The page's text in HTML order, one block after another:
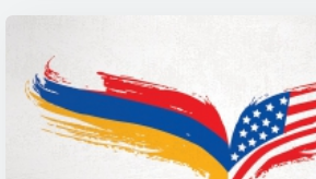
Türkiyede Tarım Politikaları ve Arayışlar
Afrikada Yeni Yatırım Alanları: Özel